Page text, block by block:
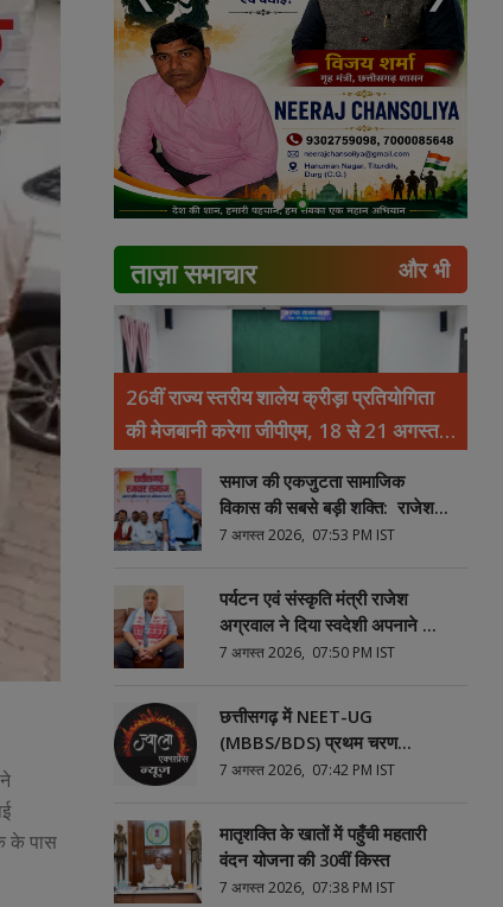
के पास
ताज़ा समाचार और भी
26वीं राज्य स्तरीय शालेय क्रीड़ा प्रतियोगिता
की मेजबानी करेगा जीपीएम, 18 से 21 अगस्त
तक जुटेंगे प्रदेशभर के खिलाड़ी
समाज की एकजुटता सामाजिक
विकास की सबसे बड़ी शक्ति: राजेश
अग्रवाल
7 अगस्त 2026, 07:53 PM IST
पर्यटन एवं संस्कृति मंत्री राजेश
अग्रवाल ने दिया स्वदेशी अपनाने का
संदेश
7 अगस्त 2026, 07:50 PM IST
छत्तीसगढ़ में NEET-UG
(MBBS/BDS) प्रथम चरण
काउंसिलिंग हेतु ऑनलाईन आवेदन
7 अगस्त 2026, 07:42 PM IST
मातृशक्ति के खातों में पहुँची महतारी
वंदन योजना की 30वीं किस्त
7 अगस्त 2026, 07:38 PM IST